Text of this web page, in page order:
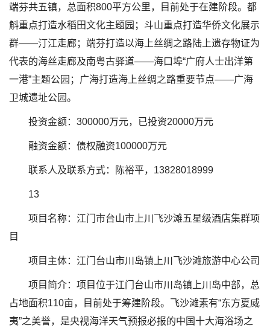
端芬共五镇，总面积800平方公里，目前处于在建阶段。都
斛重点打造水稻田文化主题园；斗山重点打造华侨文化展示
群——汀江走廊；端芬打造以海上丝绸之路陆上遗存物证为
代表的海丝走廊及南粤古驿道——海口埠“广府人士出洋第
一港”主题公园；广海打造海上丝绸之路重要节点——广海
卫城遗址公园。
投资金额：300000万元，已投资20000万元
融资金额：债权融资100000万元
联系人及联系方式：陈裕平，13828018999
13
项目名称：江门市台山市上川飞沙滩五星级酒店集群项
目
项目主体：江门台山市川岛镇上川飞沙滩旅游中心公司
项目简介：项目位于江门台山市川岛镇上川岛中部，总
占地面积110亩，目前处于筹建阶段。飞沙滩素有“东方夏威
夷”之美誉，是央视海洋天气预报必报的中国十大海浴场之